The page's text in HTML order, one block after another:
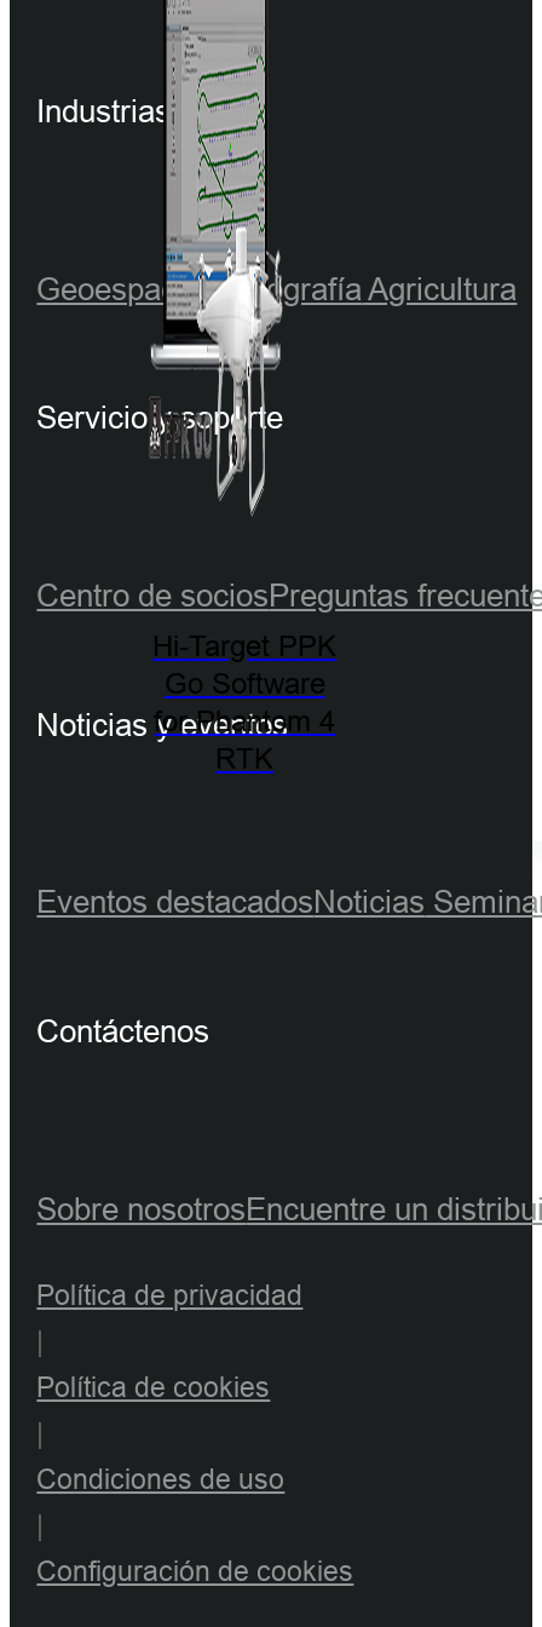
Hi-Target PPK
Go Software
for Phantom 4
RTK
Industrias
GeoespacialHidrografíaAgricultura
Servicio y soporte
Centro de sociosPreguntas
Noticias y eventos
Eventos destacadosNoticias
Contáctenos
Sobre nosotrosEncuentre un
Política de privacidad
Política de cookies
Condiciones de uso
Configuración de cookies